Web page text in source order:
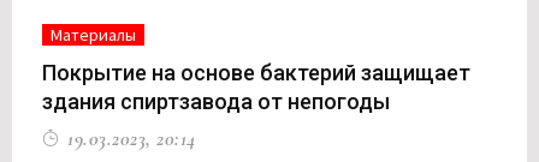
Материалы
Покрытие на основе бактерий защищает
здания спиртзавода от непогоды
19.03.2023, 20:14